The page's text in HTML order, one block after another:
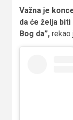
Važna je
da će želja
Bog da”, rekao